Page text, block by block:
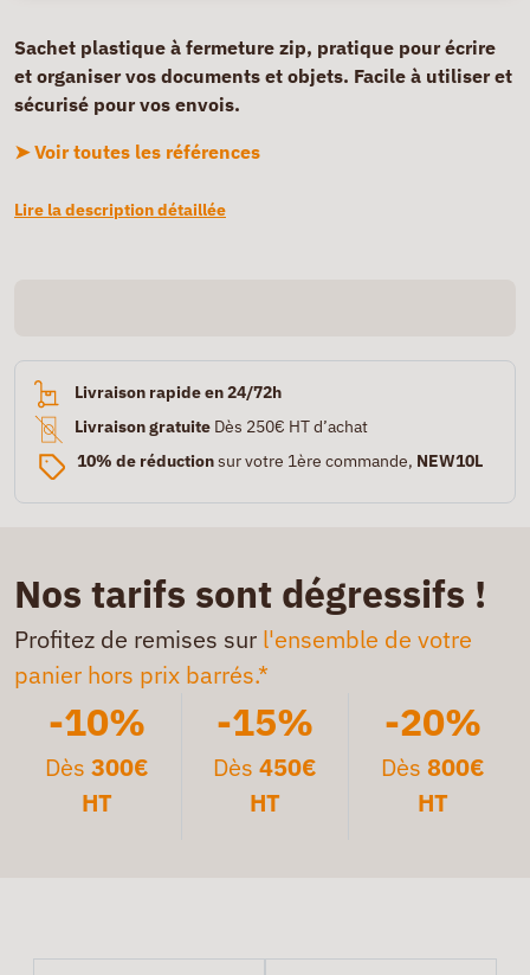
Sachet plastique à fermeture zip, pratique pour écrire
et organiser vos documents et objets. Facile à utiliser et
sécurisé pour vos envois.
➤ Voir toutes les références
Lire la description détaillée
Livraison rapide en 24/72h
Livraison gratuite Dès 250€ HT d’achat
10% de réductionsur votre 1ère commande, NEW10L
Nos tarifs sont dégressifs !
Profitez de remises sur l'ensemble de votre
panier hors prix barrés.*
-10%
Dès300€
HT
-15%
Dès 450€
HT
-20%
Dès 800€
HT